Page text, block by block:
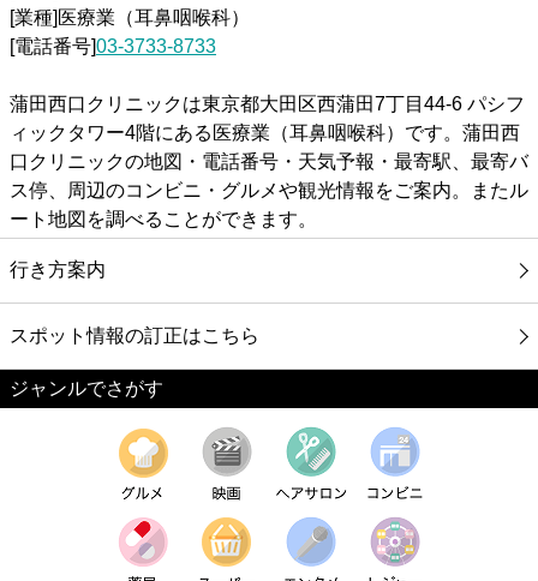
[業種]医療業（耳鼻咽喉科）
[電話番号]03-3733-8733
蒲田西口クリニックは東京都大田区西蒲田7丁目44-6 パシフ
ィックタワー4階にある医療業（耳鼻咽喉科）です。蒲田西
口クリニックの地図・電話番号・天気予報・最寄駅、最寄バ
ス停、周辺のコンビニ・グルメや観光情報をご案内。またル
ート地図を調べることができます。
行き方案内
スポット情報の訂正はこちら
ジャンルでさがす